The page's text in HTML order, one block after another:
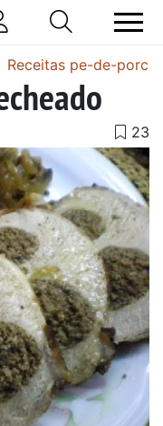
Receitas pe-de-porco